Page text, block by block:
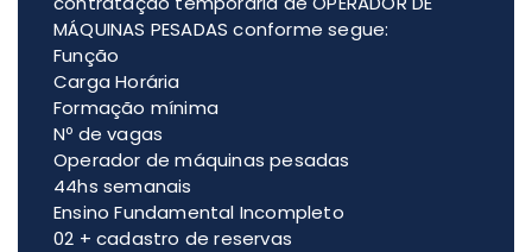
MÁQUINAS PESADAS conforme segue:
Função
Carga Horária
Formação mínima
Nº de vagas
Operador de máquinas pesadas
44hs semanais
Ensino Fundamental Incompleto
02 + cadastro de reservas